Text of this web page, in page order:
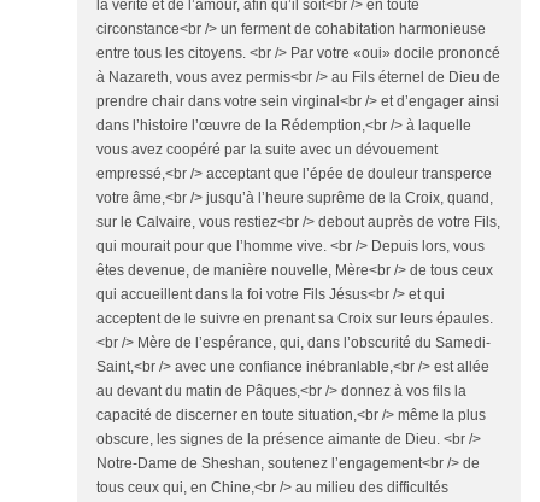
la vérité et de l’amour, afin qu’il soit<br /> en toute
circonstance<br /> un ferment de cohabitation harmonieuse
entre tous les citoyens. <br /> Par votre «oui» docile prononcé
à Nazareth, vous avez permis<br /> au Fils éternel de Dieu de
prendre chair dans votre sein virginal<br /> et d’engager ainsi
dans l’histoire l’œuvre de la Rédemption,<br /> à laquelle
vous avez coopéré par la suite avec un dévouement
empressé,<br /> acceptant que l’épée de douleur transperce
votre âme,<br /> jusqu’à l’heure suprême de la Croix, quand,
sur le Calvaire, vous restiez<br /> debout auprès de votre Fils,
qui mourait pour que l’homme vive. <br /> Depuis lors, vous
êtes devenue, de manière nouvelle, Mère<br /> de tous ceux
qui accueillent dans la foi votre Fils Jésus<br /> et qui
acceptent de le suivre en prenant sa Croix sur leurs épaules.
<br /> Mère de l’espérance, qui, dans l’obscurité du Samedi-
Saint,<br /> avec une confiance inébranlable,<br /> est allée
au devant du matin de Pâques,<br /> donnez à vos fils la
capacité de discerner en toute situation,<br /> même la plus
obscure, les signes de la présence aimante de Dieu. <br />
Notre-Dame de Sheshan, soutenez l’engagement<br /> de
tous ceux qui, en Chine,<br /> au milieu des difficultés